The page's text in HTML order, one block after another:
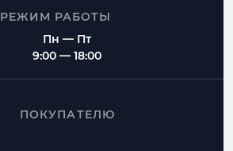
РЕЖИМ РАБОТЫ
Пн — Пт
9:00 — 18:00
ПОКУПАТЕЛЮ